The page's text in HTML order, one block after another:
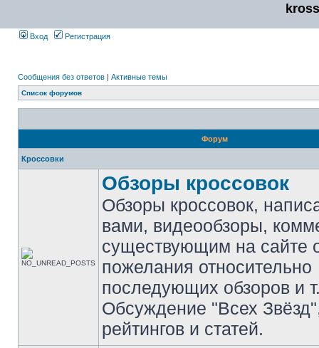
Вход Регистрация
Сообщения без ответов | Активные темы
Список форумов
Форум
Кроссовки
Обзоры кроссовок
Обзоры кроссовок,
вами, видеообзоры,
существующим на сайте
пожелания относительно
последующих обзоров и
Обсуждение "Всех
рейтингов и статей.